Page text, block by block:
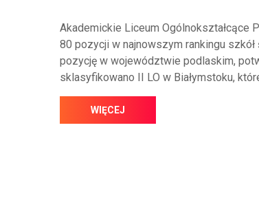
Akademickie Liceum Ogólnokształcące
80 pozycji w najnowszym rankingu
pozycję w województwie podlaskim,
sklasyfikowano II LO w Białymstoku,
WIĘCEJ